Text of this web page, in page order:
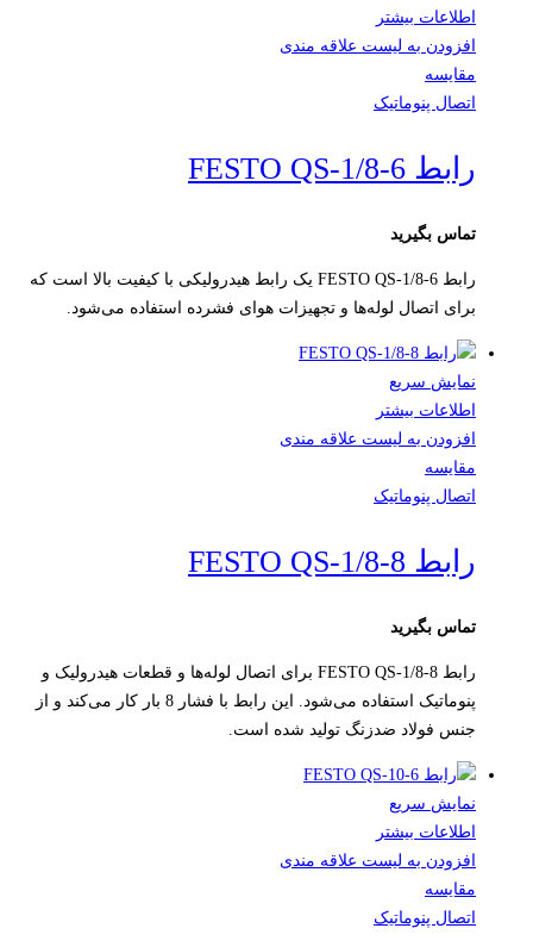
اطلاعات بیشتر
افزودن به لیست علاقه مندی
مقایسه
اتصال پنوماتیک
رابط FESTO QS-1/8-6
تماس بگیرید
رابط FESTO QS-1/8-6 یک رابط هیدرولیکی با کیفیت بالا است که
برای اتصال لوله‌ها و تجهیزات هوای فشرده استفاده می‌شود.
نمایش سریع
اطلاعات بیشتر
افزودن به لیست علاقه مندی
مقایسه
اتصال پنوماتیک
رابط FESTO QS-1/8-8
تماس بگیرید
رابط FESTO QS-1/8-8 برای اتصال لوله‌ها و قطعات هیدرولیک و
پنوماتیک استفاده می‌شود. این رابط با فشار 8 بار کار می‌کند و از
جنس فولاد ضدزنگ تولید شده است.
نمایش سریع
اطلاعات بیشتر
افزودن به لیست علاقه مندی
مقایسه
اتصال پنوماتیک